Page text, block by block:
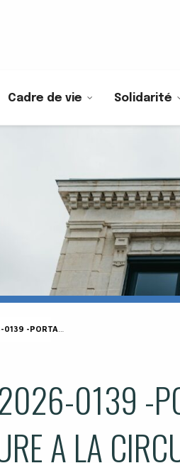
Cadre de vie Solidarité
DU CHEMIN DU PAS DE LA MADAME – QUARTIER BAS
0139 -
A LA